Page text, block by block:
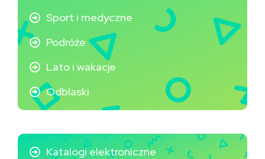
Sport i medyczne
Podróże
Lato i wakacje
Odblaski
Katalogi elektroniczne